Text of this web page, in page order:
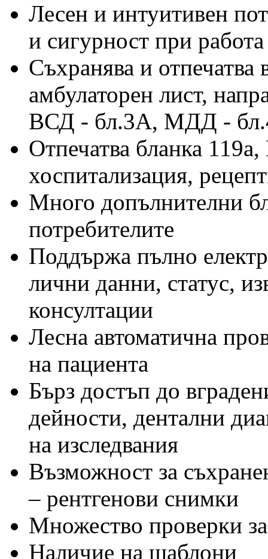
Лесен и интуитивен
и сигурност при работа
Съхранява и
амбулаторен лист,
ВСД - бл.3А, МДД -
Отпечатва бланка
хоспитализация,
Много допълнителни
потребителите
Поддържа пълно
лични данни, статус,
консултации
Лесна автоматична
на пациента
Бърз достъп до
дейности, дентални
на изследвания
Възможност за
– рентгенови снимки
Множество проверки
Наличие на шаблони